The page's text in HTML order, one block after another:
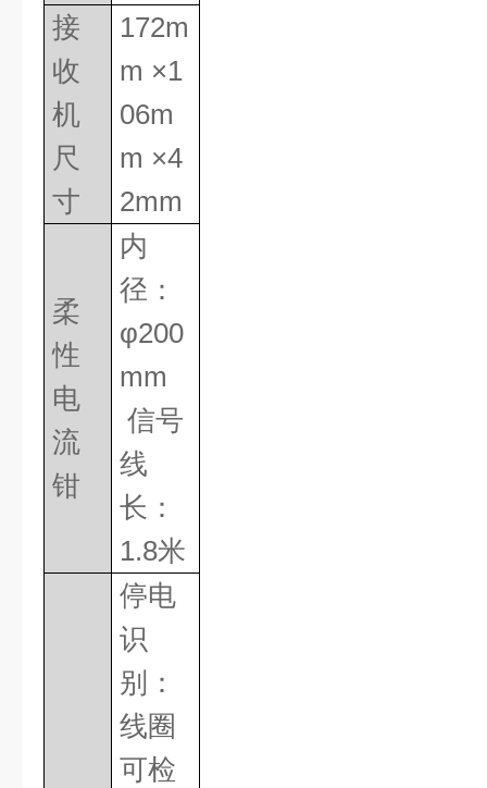
接
收
机
尺
寸
172m
m ×1
06m
m ×4
2mm
柔
性
电
流
钳
内
径：
φ200
mm
信号
线
长：
1.8米
停电
识
别：
线圈
可检